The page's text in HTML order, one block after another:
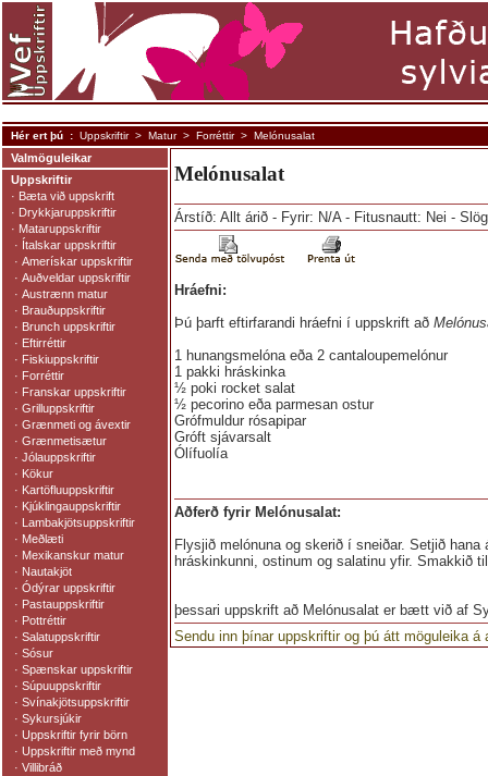
Melónusalat
Árstíð: Allt árið - Fyrir: N/A - Fitusnautt: Nei -
Hráefni:
Þú þarft eftirfarandi hráefni í uppskrift að
1 hunangsmelóna eða 2 cantaloupemelónur
1 pakki hráskinka
½ poki rocket salat
½ pecorino eða parmesan ostur
Grófmuldur rósapipar
Gróft sjávarsalt
Ólífuolía
Aðferð fyrir Melónusalat:
Flysjið melónuna og skerið í sneiðar. Setjið hana
hráskinkunni, ostinum og salatinu yfir. Smakkið
þessari uppskrift að Melónusalat er bætt við af
Sendu inn þínar uppskriftir og þú átt möguleika
Valmöguleikar
Uppskriftir
· Bæta við uppskrift
· Drykkjaruppskriftir
· Mataruppskriftir
· Ítalskar uppskriftir
· Amerískar uppskriftir
· Auðveldar uppskriftir
· Austrænn matur
· Brauðuppskriftir
· Brunch uppskriftir
· Eftirréttir
· Fiskiuppskriftir
· Forréttir
· Franskar uppskriftir
· Grilluppskriftir
· Grænmeti og ávextir
· Grænmetisætur
· Jólauppskriftir
· Kökur
· Kartöfluuppskriftir
· Kjúklingauppskriftir
· Lambakjötsuppskriftir
· Meðlæti
· Mexikanskur matur
· Nautakjöt
· Ódýrar uppskriftir
· Pastauppskriftir
· Pottréttir
· Salatuppskriftir
· Sósur
· Spænskar uppskriftir
· Súpuuppskriftir
· Svínakjötsuppskriftir
· Sykursjúkir
· Uppskriftir fyrir börn
· Uppskriftir með mynd
· Villibráð
Hér ert þú : Uppskriftir > Matur > Forréttir > Melónusalat